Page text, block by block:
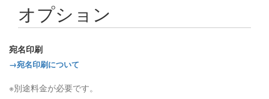
オプション
宛名印刷
→宛名印刷について
※別途料金が必要です。